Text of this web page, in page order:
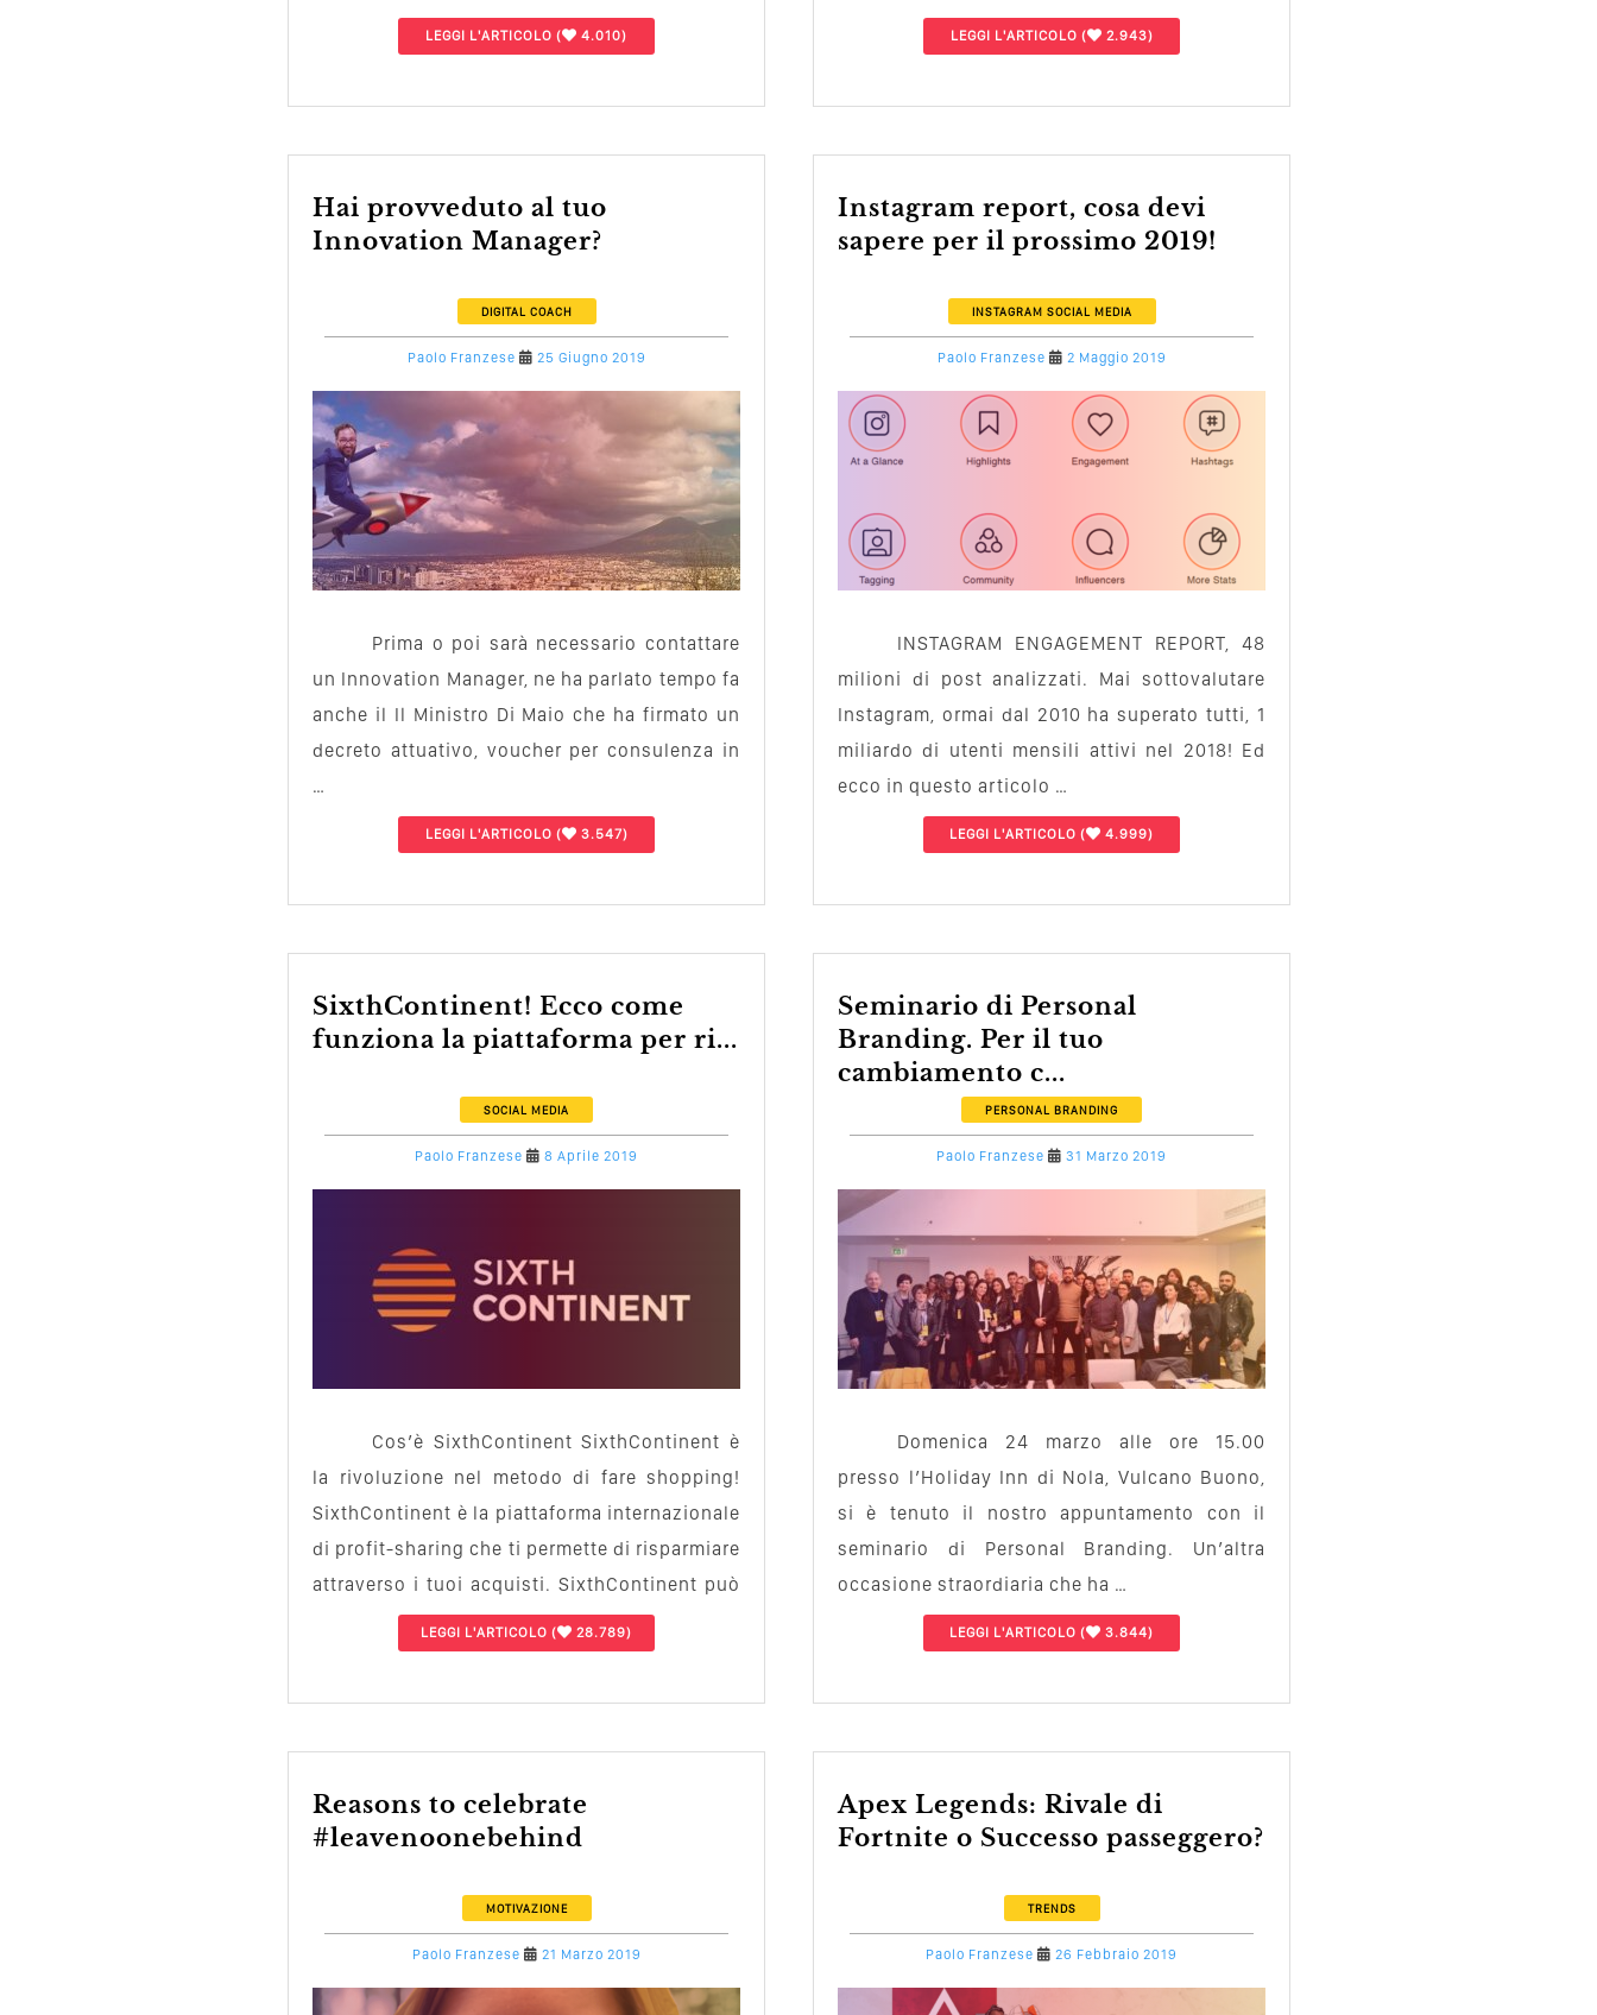
LEGGI L'ARTICOLO ( 4.010) LEGGI L'ARTICOLO ( 2.943)
Hai provveduto al tuo
Innovation Manager?
DIGITAL COACH
Paolo Franzese 25 Giugno 2019
Prima o poi sarà necessario contattare
un Innovation Manager, ne ha parlato tempo fa
anche il Il Ministro Di Maio che ha firmato un
decreto attuativo, voucher per consulenza in
…
LEGGI L'ARTICOLO ( 3.547)
Instagram report, cosa devi
sapere per il prossimo 2019!
INSTAGRAM SOCIAL MEDIA
Paolo Franzese 2 Maggio 2019
INSTAGRAM ENGAGEMENT REPORT, 48
milioni di post analizzati. Mai sottovalutare
Instagram, ormai dal 2010 ha superato tutti, 1
miliardo di utenti mensili attivi nel 2018! Ed
ecco in questo articolo …
LEGGI L'ARTICOLO ( 4.999)
SixthContinent! Ecco come
funziona la piattaforma per ri...
SOCIAL MEDIA
Paolo Franzese 8 Aprile 2019
Cos’è SixthContinent SixthContinent è
la rivoluzione nel metodo di fare shopping!
SixthContinent è la piattaforma internazionale
di profit-sharing che ti permette di risparmiare
attraverso i tuoi acquisti. SixthContinent può
LEGGI L'ARTICOLO ( 28.789)
Seminario di Personal
Branding. Per il tuo
cambiamento c...
PERSONAL BRANDING
Paolo Franzese 31 Marzo 2019
Domenica 24 marzo alle ore 15.00
presso l’Holiday Inn di Nola, Vulcano Buono,
si è tenuto il nostro appuntamento con il
seminario di Personal Branding. Un’altra
occasione straordiaria che ha …
LEGGI L'ARTICOLO ( 3.844)
reasons to celebrate
#leavenoonebehind
MOTIVAZIONE
Paolo Franzese 21 Marzo 2019
Apex Legends: Rivale di
Fortnite o Successo passeggero?
TRENDS
Paolo Franzese 26 Febbraio 2019